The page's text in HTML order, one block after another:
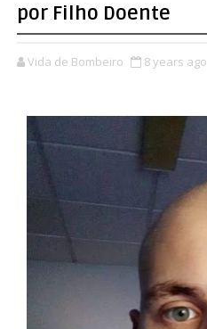
por Filho Doente
Vida de Bombeiro 8 years ago